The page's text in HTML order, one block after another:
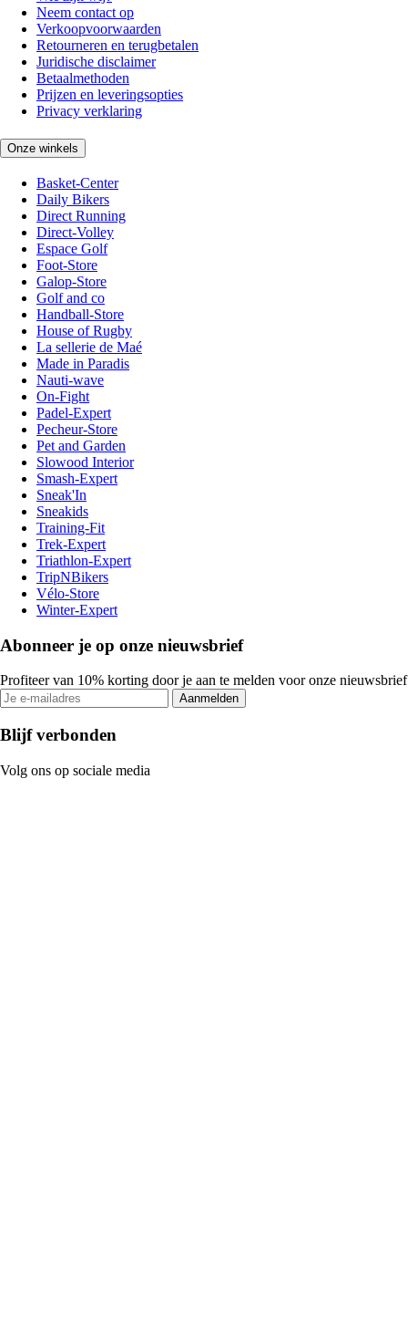
Neem contact op
Verkoopvoorwaarden
Retourneren en terugbetalen
Juridische disclaimer
Betaalmethoden
Prijzen en leveringsopties
Privacy verklaring
Onze winkels
Basket-Center
Daily Bikers
Direct Running
Direct-Volley
Espace Golf
Foot-Store
Galop-Store
Golf and co
Handball-Store
House of Rugby
La sellerie de Maé
Made in Paradis
Nauti-wave
On-Fight
Padel-Expert
Pecheur-Store
Pet and Garden
Slowood Interior
Smash-Expert
Sneak'In
Sneakids
Training-Fit
Trek-Expert
Triathlon-Expert
TripNBikers
Vélo-Store
Winter-Expert
Abonneer je op onze nieuwsbrief
Profiteer van 10% korting door je aan te melden voor onze nieuwsbrief
Aanmelden
Blijf verbonden
Volg ons op sociale media